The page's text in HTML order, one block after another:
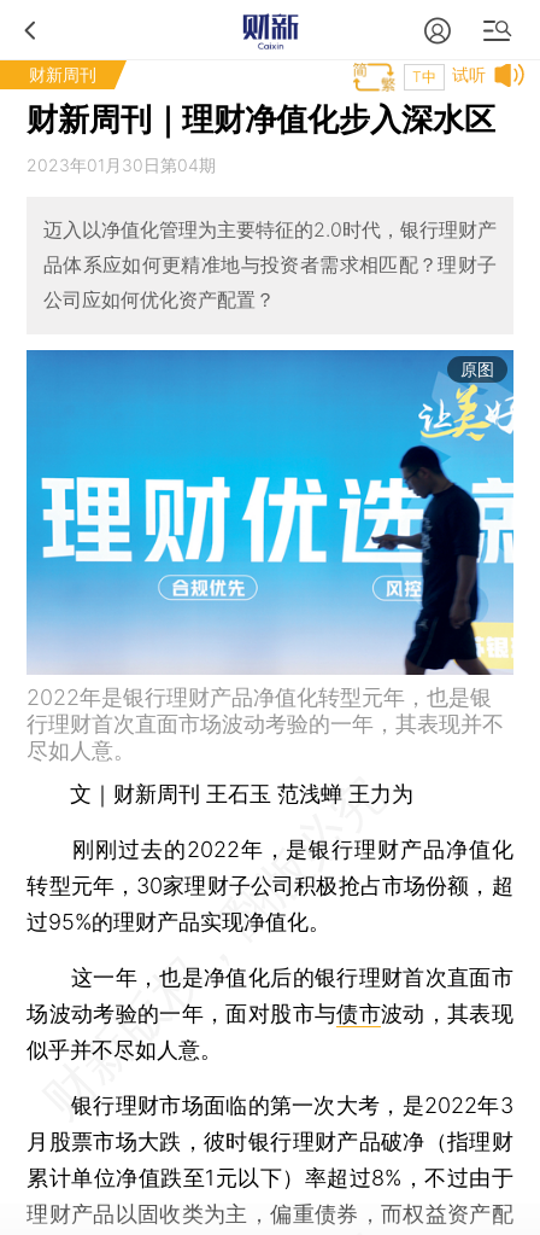
财新周刊 试听
T中
财新周刊｜理财净值化步入深水区
2023年01月30日第04期
迈入以净值化管理为主要特征的2.0时代，银行理财产
品体系应如何更精准地与投资者需求相匹配？理财子
公司应如何优化资产配置？
原图
2022年是银行理财产品净值化转型元年，也是银
行理财首次直面市场波动考验的一年，其表现并不
尽如人意。
文｜财新周刊 王石玉 范浅蝉 王力为
刚刚过去的2022年，是银行理财产品净值化
转型元年，30家理财子公司积极抢占市场份额，超
过95%的理财产品实现净值化。
这一年，也是净值化后的银行理财首次直面市
场波动考验的一年，面对股市与债市波动，其表现
似乎并不尽如人意。
银行理财市场面临的第一次大考，是2022年3
月股票市场大跌，彼时银行理财产品破净（指理财
累计单位净值跌至1元以下）率超过8%，不过由于
理财产品以固收类为主，偏重债券，而权益资产配